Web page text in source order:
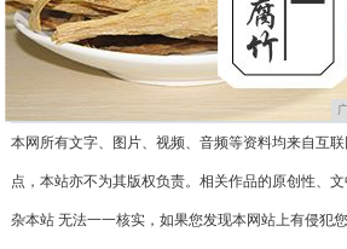
本网所有文字、图片、视频、音频等资料均来自互
点，本站亦不为其版权负责。相关作品的原创性、
杂本站 无法一一核实，如果您发现本网站上有侵犯